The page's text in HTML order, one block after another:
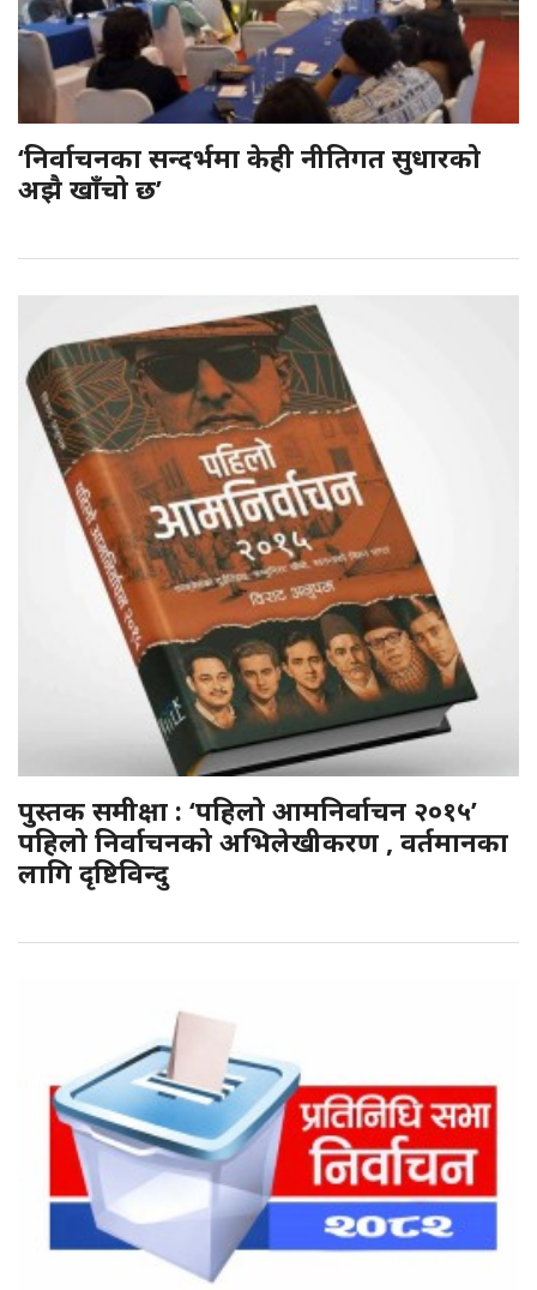
‘निर्वाचनका सन्दर्भमा केही नीतिगत सुधारको
अझै खाँचो छ’
पुस्तक समीक्षा : ‘पहिलो आमनिर्वाचन २०१५’
पहिलो निर्वाचनको अभिलेखीकरण , वर्तमानका
लागि दृष्टिविन्दु